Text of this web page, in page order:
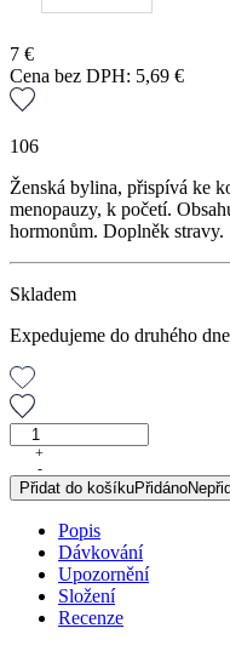
7 €
Cena bez DPH: 5,69 €
106
Ženská bylina, přispívá ke
menopauzy, k početí.
hormonům. Doplněk stravy.
Skladem
Expedujeme do druhého
Drmek
obecný,
originální
bylinné
kapky,
množství
+
-
Přidat do košíkuPřidáno
Popis
Dávkování
Upozornění
Složení
Recenze